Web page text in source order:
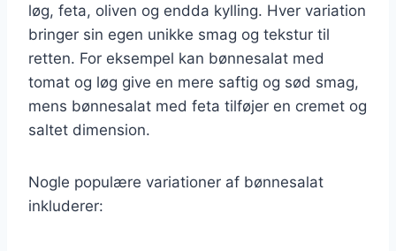
løg, feta, oliven og endda kylling. Hver variation
bringer sin egen unikke smag og tekstur til
retten. For eksempel kan bønnesalat med
tomat og løg give en mere saftig og sød smag,
mens bønnesalat med feta tilføjer en cremet og
saltet dimension.
Nogle populære variationer af bønnesalat
inkluderer: